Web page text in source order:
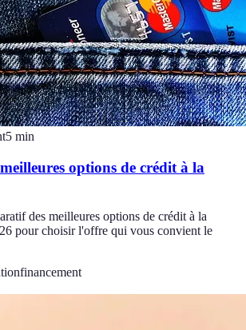
5 min
options de crédit à la
des meilleures options de crédit à la
pour choisir l'offre qui vous convient le
financement